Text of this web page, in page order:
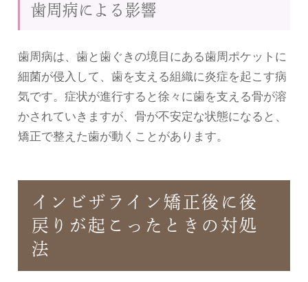
歯周病による影響
歯周病は、歯と歯ぐきの境目にある歯周ポケットに
細菌が侵入して、歯を支える組織に炎症を起こす病
気です。症状が進行すると徐々に歯を支える骨が溶
かされていきますが、骨が不安定な状態になると、
矯正で整えた歯が動くことがあります。
インビザライン矯正後に後
戻りが起こったときの対処
法